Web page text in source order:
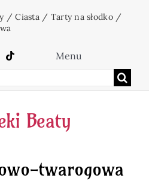
/Ciasta/ Tarty na słodko/
Menu
Home
Ciasta
Desery
Beaty
twarogowa